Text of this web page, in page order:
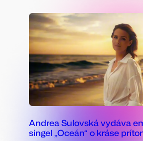
Andrea Sulovská vydáva
singel „Oceán“ o kráse